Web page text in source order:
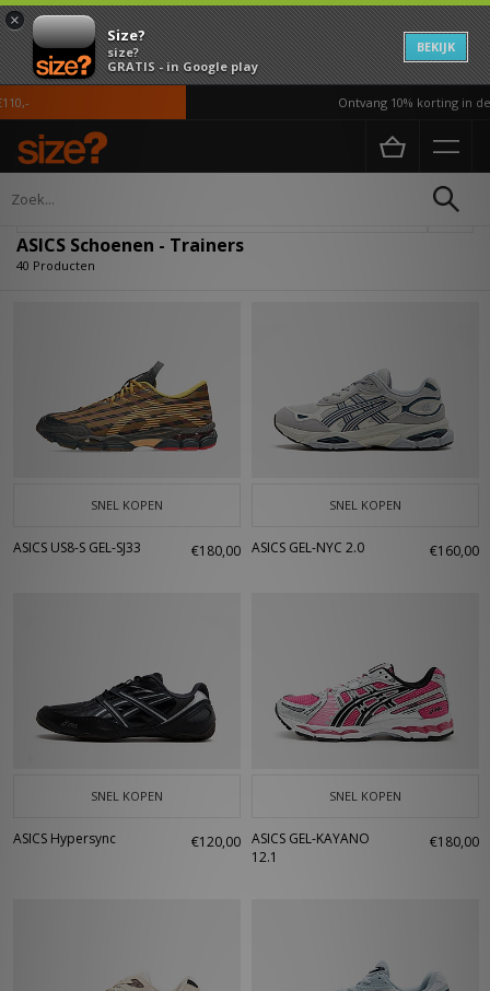
×
Size?
size?
GRATIS - in Google play
BEKIJK
Ontvang 10% korting in de APP*
Home Heren
ASICS Schoenen - Trainers
40 Producten
SNEL KOPEN
ASICS US8-S GEL-SJ33 €180,00
SNEL KOPEN
ASICS GEL-NYC 2.0 €160,00
SNEL KOPEN
ASICS Hypersync €120,00
SNEL KOPEN
ASICS GEL-KAYANO
12.1
€180,00